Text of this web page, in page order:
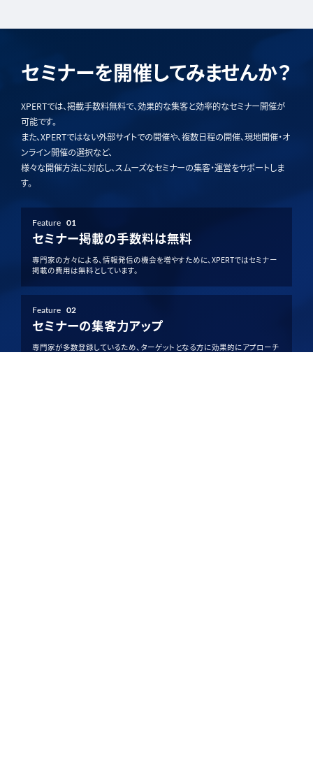
セミナーを開催してみませんか？
XPERTでは、掲載手数料無料で、効果的な集客と効率的なセミナー開催が
可能です。
また、XPERTではない外部サイトでの開催や、複数日程の開催、現地開催・オ
ンライン開催の選択など、
様々な開催方法に対応し、スムーズなセミナーの集客・運営をサポートしま
す。
Feature 01
セミナー掲載の手数料は無料
専門家の方々による、情報発信の機会を増やすために、XPERTではセミナー
掲載の費用は無料としています。
Feature 02
セミナーの集客力アップ
専門家が多数登録しているため、ターゲットとなる方に効果的にアプローチ